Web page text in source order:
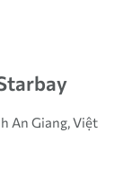
An Giang, Việt